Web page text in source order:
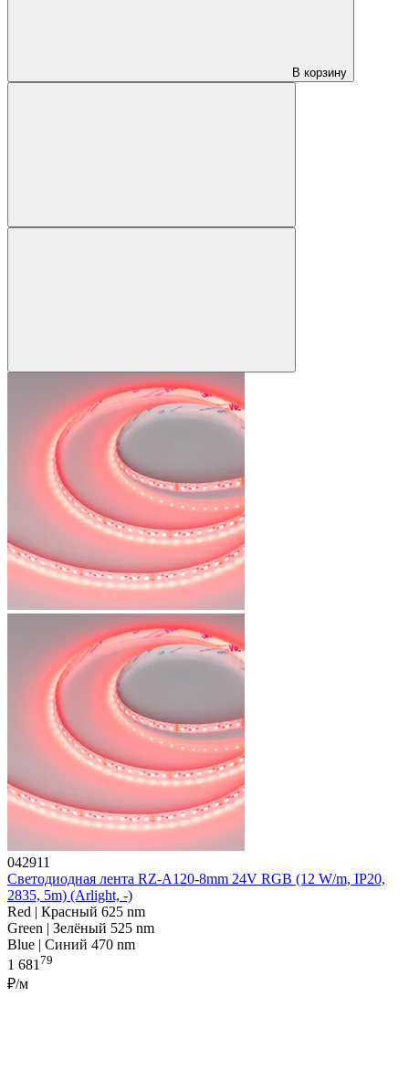
В корзину
042911
Светодиодная лента RZ-A120-8mm 24V RGB (12 W/m, IP20,
2835, 5m) (Arlight, -)
Red | Красный 625 nm
Green | Зелёный 525 nm
Blue | Синий 470 nm
1 681 79
₽/м